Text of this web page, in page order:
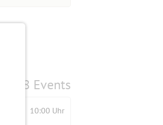
8 Events
10:00 Uhr